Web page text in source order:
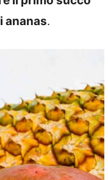
ananas.